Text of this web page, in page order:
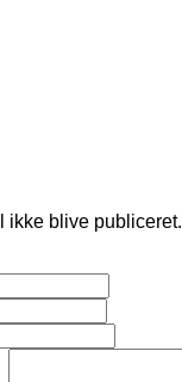
ikke blive publiceret.